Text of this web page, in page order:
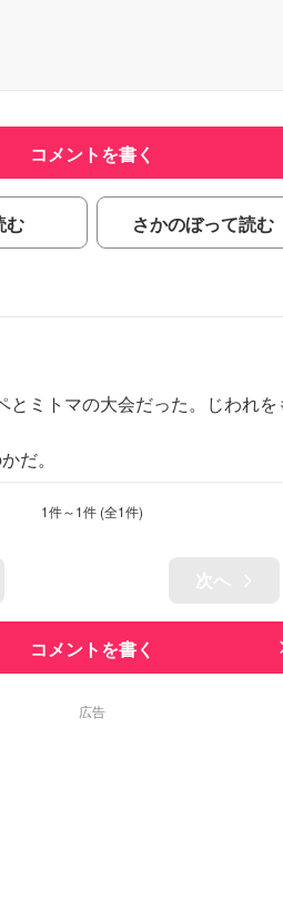
コメントを書く
む さかのぼって読む
ミトマの大会だった。じわれを
だ。
1件～1件 (全1件)
コメントを書く
広告